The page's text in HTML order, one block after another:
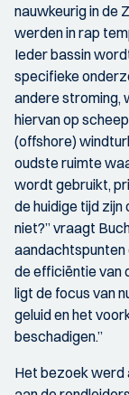
nauwkeurig in de
werden in rap
Ieder bassin
specifieke
andere stroming,
hiervan op
(offshore)
oudste ruimte
wordt gebruikt,
de huidige tijd zijn
niet?” vraagt
aandachtspunten
de efficiëntie van
ligt de focus van
geluid en het
beschadigen.”
Het bezoek werd